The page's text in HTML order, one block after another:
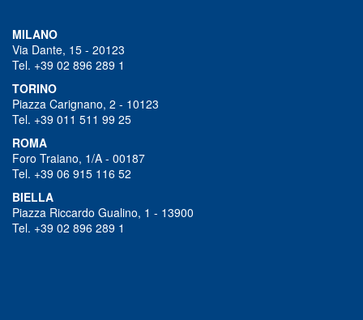
MILANO
Via Dante, 15 - 20123
Tel. +39 02 896 289 1
TORINO
Piazza Carignano, 2 - 10123
Tel. +39 011 511 99 25
ROMA
Foro Traiano, 1/A - 00187
Tel. +39 06 915 116 52
BIELLA
Piazza Riccardo Gualino, 1 - 13900
Tel. +39 02 896 289 1